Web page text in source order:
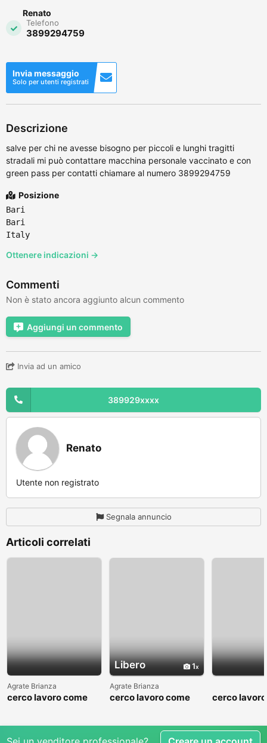
Renato
Telefono
3899294759
Invia messaggio
Solo per utenti registrati
Descrizione
salve per chi ne avesse bisogno per piccoli e lunghi tragitti
stradali mi può contattare macchina personale vaccinato e con
green pass per contatti chiamare al numero 3899294759
Posizione
Bari
Bari
Italy
Ottenere indicazioni →
Commenti
Non è stato ancora aggiunto alcun commento
Aggiungi un commento
Invia ad un amico
389929xxxx
Renato
Utente non registrato
Segnala annuncio
Articoli correlati
Agrate Brianza
cerco lavoro come
Libero 1
Agrate Brianza
cerco lavoro come
cerco